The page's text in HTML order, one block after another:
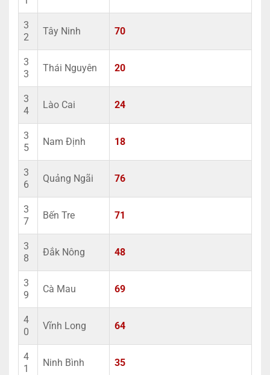
3
2
Tây Ninh 70
3
3
Thái Nguyên 20
3
4
Lào Cai 24
3
5
Nam Định 18
3
6
Quảng Ngãi 76
3
7
Bến Tre 71
3
8
Đắk Nông 48
3
9
Cà Mau 69
4
0
Vĩnh Long 64
4
1
Ninh Bình 35